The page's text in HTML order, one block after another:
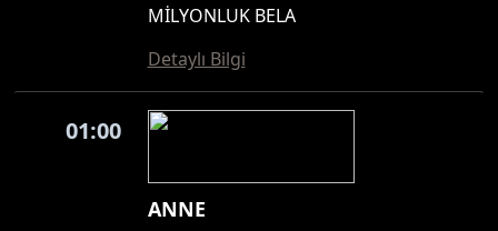
MİLYONLUK BELA
Detaylı Bilgi
01:00
ANNE